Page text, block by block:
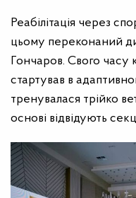
Реабілітація через
цьому переконаний
Гончаров. Свого часу
стартував в
тренувалася трійко
основі відвідують